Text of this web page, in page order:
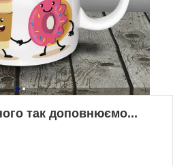
так доповнюємо...